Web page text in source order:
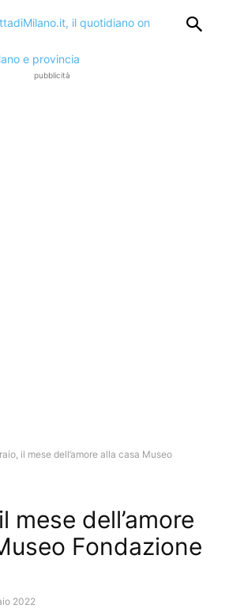
pubblicità
il mese dell’amore alla casa Museo
mese dell’amore
Fondazione
2022